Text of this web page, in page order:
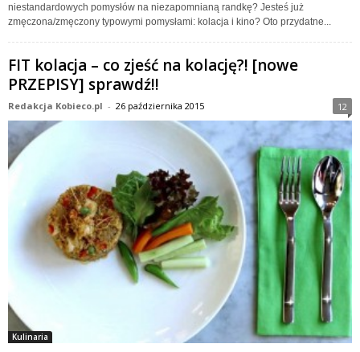
niestandardowych pomysłów na niezapomnianą randkę? Jesteś już
zmęczona/zmęczony typowymi pomysłami: kolacja i kino? Oto przydatne...
FIT kolacja – co zjeść na kolację?! [nowe
PRZEPISY] sprawdź!!
Redakcja Kobieco.pl - 26 października 2015 12
Kulinaria